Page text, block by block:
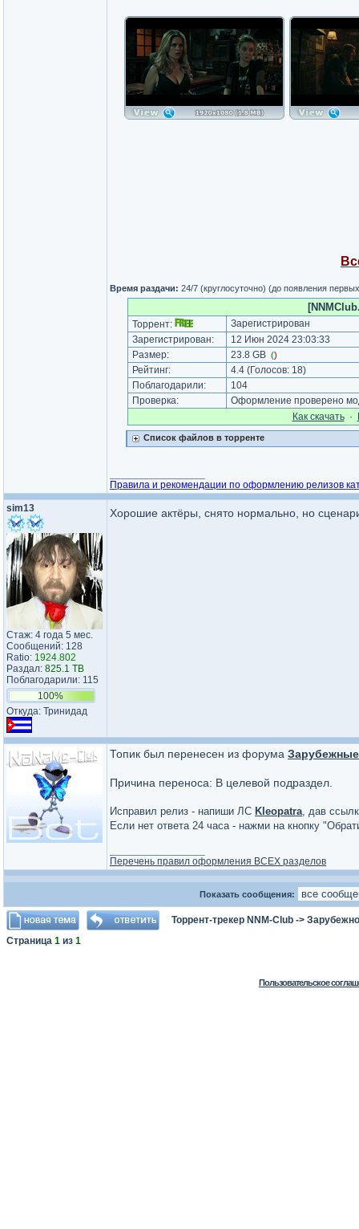
Время раздачи: 24/7 (круглосуточно) (до появления
Торрент:
Зарегистрирован
Зарегистрирован:
12 Июн 2024 23:03:33
Размер:
23.8 GB ()
Рейтинг: 4.4(Голосов: 18)
Поблагодарили:
104
Проверка:
Оформление проверено
Как cкачать·
Список файлов в торренте
Правила и рекомендации по оформлению релизов
sim13
Стаж: 4 года 5 мес.
Сообщений: 128
Ratio: 1924.802
Раздал: 825.1 TB
Поблагодарили: 115
100%
Откуда: Тринидад
Хорошие актёры, снято нормально, но
Топик был перенесен из форума Зарубежные
Причина переноса: В целевой подраздел.
Исправил релиз - напиши ЛС Kleopatra, дав
Если нет ответа 24 часа - нажми на кнопку
Перечень правил оформления ВСЕХ разделов
Показать сообщения:
Торрент-трекер NNM-Club ->
Страница 1 из 1
Пользовательское